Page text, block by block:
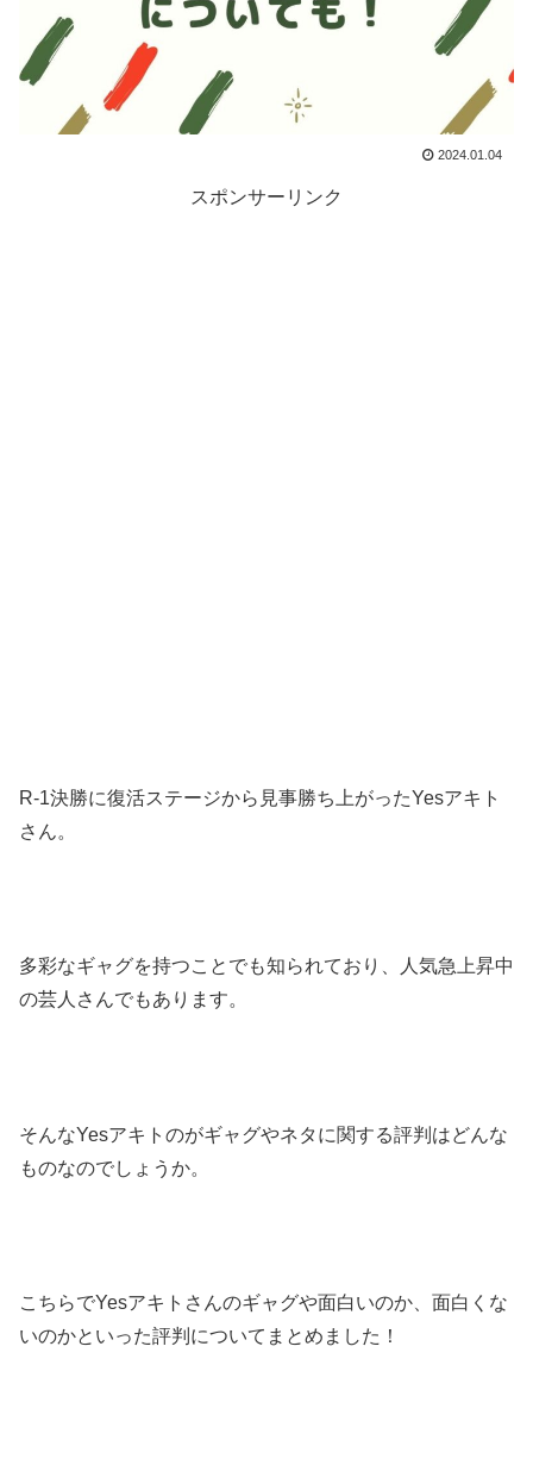
2024.01.04
スポンサーリンク
R-1決勝に復活ステージから見事勝ち上がったYesアキト
さん。
多彩なギャグを持つことでも知られており、人気急上昇中
の芸人さんでもあります。
そんなYesアキトのがギャグやネタに関する評判はどんな
ものなのでしょうか。
こちらでYesアキトさんのギャグや面白いのか、面白くな
いのかといった評判についてまとめました！